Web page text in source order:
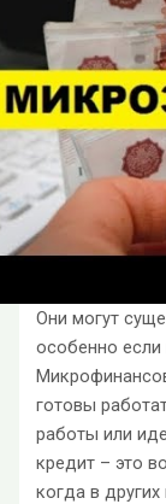
Они могут
особенно если
готовы
работы или
кредит – это
когда в